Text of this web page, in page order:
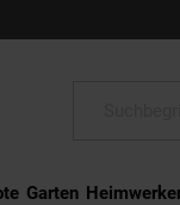
Garten